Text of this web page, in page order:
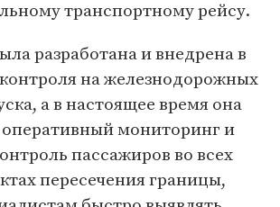
транспортному рейсу.
разработана и внедрена в
на железнодорожных
а в настоящее время она
оперативный мониторинг и
пассажиров во всех
пересечения границы,